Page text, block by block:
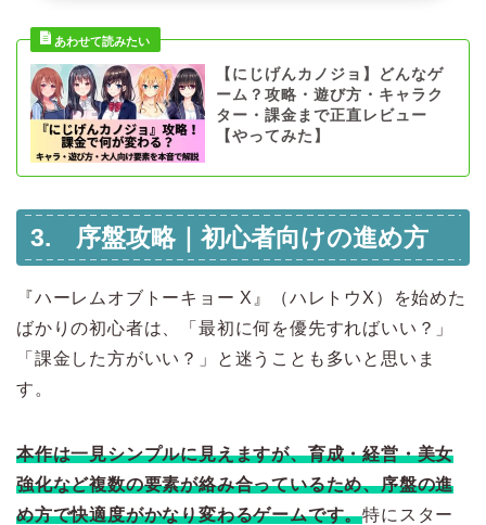
【にじげんカノジョ】どんなゲ
ーム？攻略・遊び方・キャラク
ター・課金まで正直レビュー
【やってみた】
3. 序盤攻略｜初心者向けの進め方
『ハーレムオブトーキョー X』（ハレトウX）を始めた
ばかりの初心者は、「最初に何を優先すればいい？」
「課金した方がいい？」と迷うことも多いと思いま
す。
本作は一見シンプルに見えますが、育成・経営・美女
強化など複数の要素が絡み合っているため、序盤の進
め方で快適度がかなり変わるゲームです。特にスター